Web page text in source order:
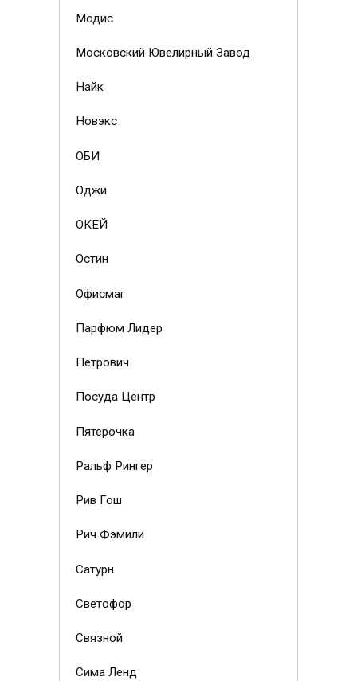
Модис
Московский Ювелирный Завод
Найк
Новэкс
ОБИ
Оджи
ОКЕЙ
Остин
Офисмаг
Парфюм Лидер
Петрович
Посуда Центр
Пятерочка
Ральф Рингер
Рив Гош
Рич Фэмили
Сатурн
Светофор
Связной
Сима Ленд